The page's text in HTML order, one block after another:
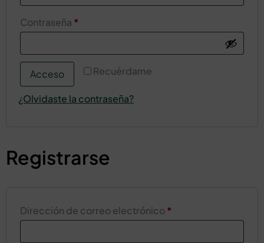
Contraseña *
Recuérdame
Acceso
¿Olvidaste la contraseña?
Registrarse
Dirección de correo electrónico *